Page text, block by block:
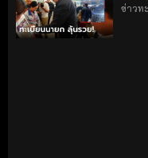
ข่าวท